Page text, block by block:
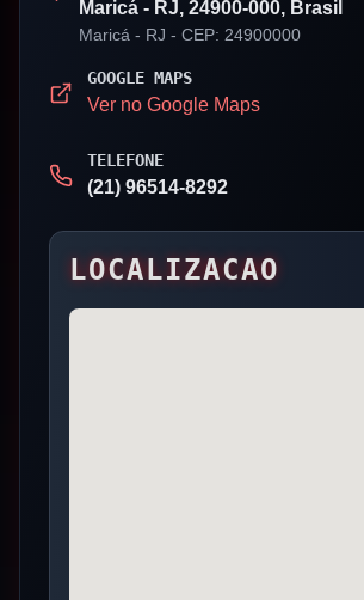
Maricá - RJ, 24900-000, Brasil
Maricá - RJ - CEP: 24900000
GOOGLE MAPS
Ver no Google Maps
TELEFONE
(21) 96514-8292
LOCALIZACAO